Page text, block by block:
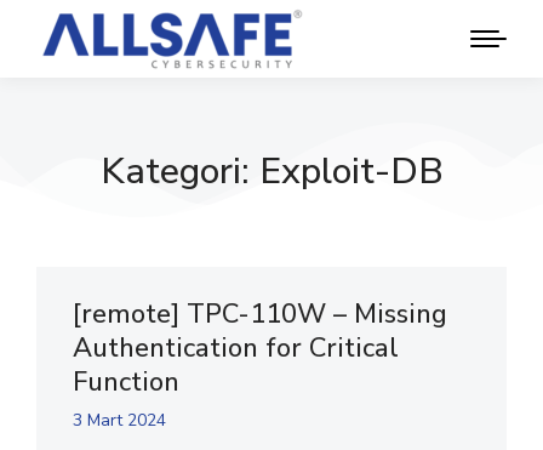
Kategori: Exploit-DB
[remote] TPC-110W – Missing
Authentication for Critical
Function
3 Mart 2024